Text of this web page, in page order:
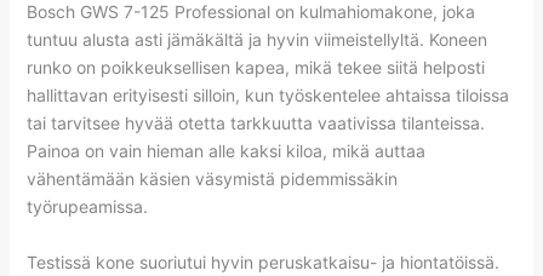
Bosch GWS 7-125 Professional on kulmahiomakone, joka
tuntuu alusta asti jämäkältä ja hyvin viimeistellyltä. Koneen
runko on poikkeuksellisen kapea, mikä tekee siitä helposti
hallittavan erityisesti silloin, kun työskentelee ahtaissa tiloissa
tai tarvitsee hyvää otetta tarkkuutta vaativissa tilanteissa.
Painoa on vain hieman alle kaksi kiloa, mikä auttaa
vähentämään käsien väsymistä pidemmissäkin
työrupeamissa.
Testissä kone suoriutui hyvin peruskatkaisu- ja hiontatöissä.